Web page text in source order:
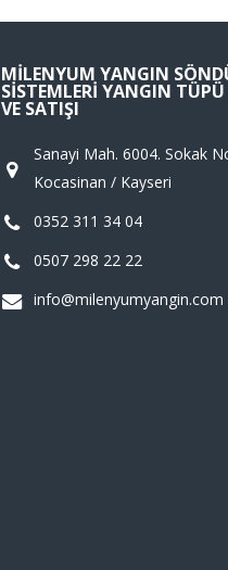
MILENYUM YANGIN
SISTEMLERI YANGIN
VE SATIŞI
Sanayi Mah. 6004. Sokak
Kocasinan / Kayseri
0352 311 34 04
0507 298 22 22
info@milenyumyangin.com